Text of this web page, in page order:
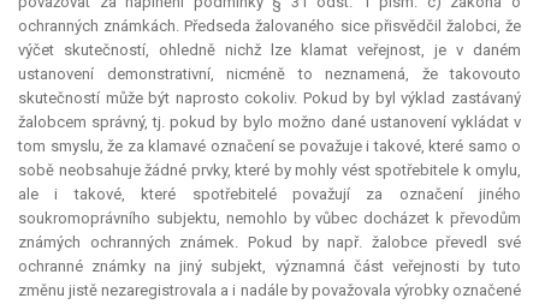
ochranných známkách. Předseda žalovaného sice přisvědčil žalobci, že
výčet skutečností, ohledně nichž lze klamat veřejnost, je v daném
ustanovení demonstrativní, nicméně to neznamená, že takovouto
skutečností může být naprosto cokoliv. Pokud by byl výklad zastávaný
žalobcem správný, tj. pokud by bylo možno dané ustanovení vykládat v
tom smyslu, že za klamavé označení se považuje i takové, které samo o
sobě neobsahuje žádné prvky, které by mohly vést spotřebitele k omylu,
ale i takové, které spotřebitelé považují za označení jiného
soukromoprávního subjektu, nemohlo by vůbec docházet k převodům
známých ochranných známek. Pokud by např. žalobce převedl své
ochranné známky na jiný subjekt, významná část veřejnosti by tuto
změnu jistě nezaregistrovala a i nadále by považovala výrobky označené